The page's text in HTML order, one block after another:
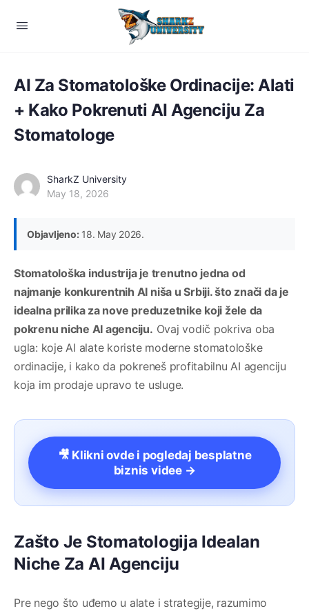
AI Za Stomatološke Ordinacije: Alati
+ Kako Pokrenuti AI Agenciju Za
Stomatologe
SharkZ University
May 18, 2026
Objavljeno:18. May 2026.
Stomatološka industrija je trenutno jedna od
najmanje konkurentnih AI niša u Srbiji. što znači da je
idealna prilika za nove preduzetnike koji žele da
pokrenu niche AI agenciju. Ovaj vodič pokriva oba
ugla: koje AI alate koriste moderne stomatološke
ordinacije, i kako da pokreneš profitabilnu AI agenciju
koja im prodaje upravo te usluge.
🎥 Klikni ovde i pogledaj besplatne
biznis videe →
Zašto Je Stomatologija Idealan
Niche Za AI Agenciju
Pre nego što uđemo u alate i strategije, razumimo